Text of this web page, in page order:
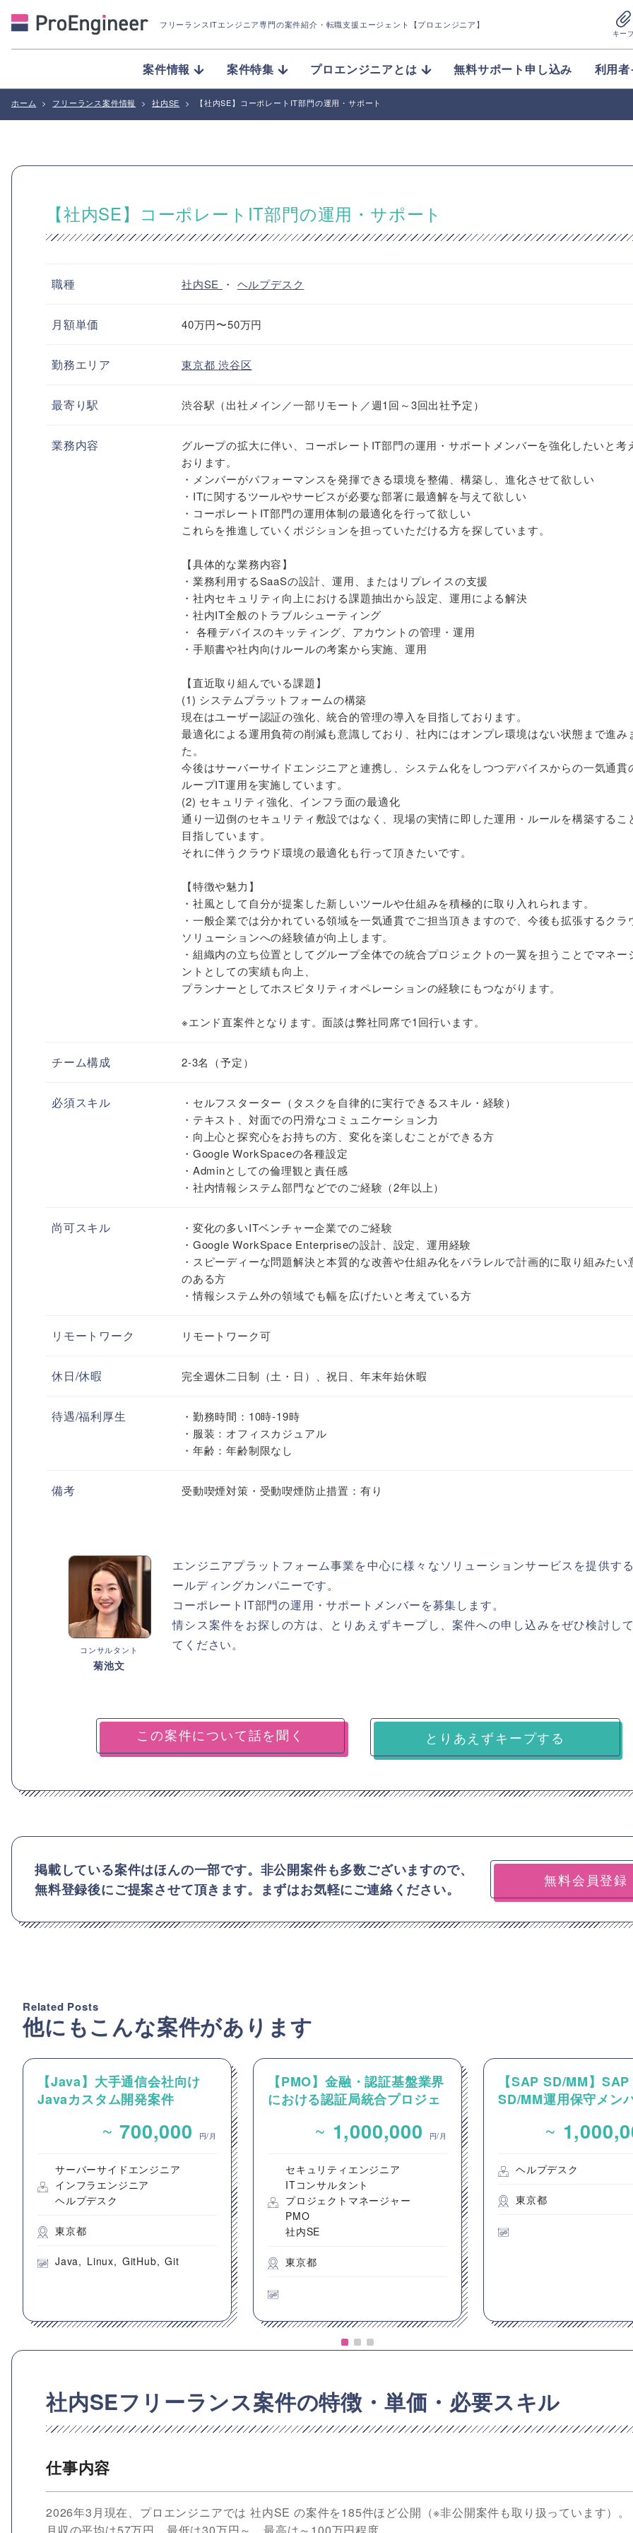
フリーランスITエンジニア専門の案件紹介 ・転職支援エージェント【プロエンジニア】
キー
案件情報 案件特集 プロエンジニアとは 無料サポート申し込み 利用
ホーム > フリーランス案件情報 > 社内SE > 【社内SE】コーポレートIT部門の運用・サポート
【社内SE】コーポレートIT部門の運用・サポート
職種 社内SE ・ ヘルプデスク
月額単価 40万円〜50万円
勤務エリア 東京都渋谷区
最寄り駅 渋谷駅（出社メイン／一部リモート／週1回～3回出社予定）
業務内容
グループの拡大に伴い、コーポレートIT部門の運用・サポートメンバーを強化したいと考
おります。
・メンバーがパフォーマンスを発揮できる環境を整備、構築し、進化させて欲しい
・ITに関するツールやサービスが必要な部署に最適解を与えて欲しい
・コーポレートIT部門の運用体制の最適化を行って欲しい
これらを推進していくポジションを担っていただける方を探しています。
【具体的な業務内容】
・業務利用するSaaSの設計、運用、またはリプレイスの支援
・社内セキュリティ向上における課題抽出から設定、運用による解決
・社内IT全般のトラブルシューティング
・ 各種デバイスのキッティング、アカウントの管理・運用
・手順書や社内向けルールの考案から実施、運用
【直近取り組んでいる課題】
(1) システムプラットフォームの構築
現在はユーザー認証の強化、統合的管理の導入を目指しております。
最適化による運用負荷の削減も意識しており、社内にはオンプレ環境はない状態まで進み
た。
今後はサーバーサイドエンジニアと連携し、システム化をしつつデバイスからの一気通貫
ループIT運用を実施しています。
(2) セキュリティ強化、インフラ面の最適化
通り一辺倒のセキュリティ敷設ではなく、現場の実情に即した運用・ルールを構築するこ
目指しています。
それに伴うクラウド環境の最適化も行って頂きたいです。
【特徴や魅力】
・社風として自分が提案した新しいツールや仕組みを積極的に取り入れられます。
・一般企業では分かれている領域を一気通貫でご担当頂きますので、今後も拡張するクラ
ソリューションへの経験値が向上します。
・組織内の立ち位置としてグループ全体での統合プロジェクトの一翼を担うことでマネー
ントとしての実績も向上、
プランナーとしてホスピタリティオペレーションの経験にもつながります。
※エンド直案件となります。面談は弊社同席で1回行います。
チーム構成 2-3名（予定）
必須スキル
・セルフスターター（タスクを自律的に実行できるスキル・経験）
・テキスト、対面での円滑なコミュニケーション力
・向上心と探究心をお持ちの方、変化を楽しむことができる方
・Google WorkSpaceの各種設定
・Adminとしての倫理観と責任感
・社内情報システム部門などでのご経験（2年以上）
尚可スキル
・変化の多いITベンチャー企業でのご経験
・Google WorkSpace Enterpriseの設計、設定、運用経験
・スピーディーな問題解決と本質的な改善や仕組み化をパラレルで計画的に取り組みたい
のある方
・情報システム外の領域でも幅を広げたいと考えている方
リモートワーク リモートワーク可
休日/休暇 完全週休二日制（土・日）、祝日、年末年始休暇
待遇/福利厚生
・勤務時間：10時-19時
・服装：オフィスカジュアル
・年齢：年齢制限なし
備考 受動喫煙対策・受動喫煙防止措置：有り
コンサルタント
菊池文
エンジニアプラットフォーム事業を中心に様々なソリューションサービスを提供す
ールディングカンパニーです。
コーポレートIT部門の運用・サポートメンバーを募集します。
情シス案件をお探しの方は、とりあえずキープし、案件への申し込みをぜひ検討し
てください。
とりあえずキープする
掲載している案件はほんの一部です。非公開案件も多数ございますので、
無料登録後にご提案させて頂きます。まずはお気軽にご連絡ください。
無料会員登録
Related Posts
他にもこんな案件があります
【Java】大手通信会社向け
Javaカスタム開発案件
~ 700,000 円/月
サーバーサイドエンジニア
インフラエンジニア
ヘルプデスク
東京都
Java Linux GitHub Git
【PMO】金融・認証基盤業界
における認証局統合プロジェ
~ 1,000,000 円/月
セキュリティエンジニア
ITコンサルタント
プロジェクトマネージャー
PMO
社内SE
東京都
【SAP SD/MM】SAP
SD/MM運用保守メン
~
ヘルプデスク
東京都
社内SEフリーランス案件の特徴・単価・必要スキル
仕事内容
2026年3月現在、プロエンジニアでは 社内SE の案件を185件ほど公開（※非公開案件も取り扱っています）。